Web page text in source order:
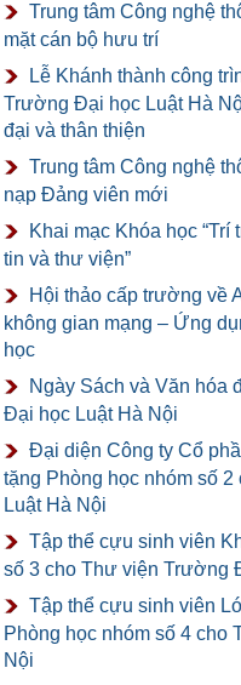
Trung tâm Công nghệ
mặt cán bộ hưu trí
Lễ Khánh thành công
Trường Đại học Luật Hà
đại và thân thiện
Trung tâm Công nghệ
nạp Đảng viên mới
Khai mạc Khóa học
tin và thư viện”
Hội thảo cấp trường về
không gian mạng – Ứng
học
Ngày Sách và Văn hóa
Đại học Luật Hà Nội
Đại diện Công ty Cổ
tặng Phòng học nhóm số
Luật Hà Nội
Tập thể cựu sinh viên
số 3 cho Thư viện Trường
Tập thể cựu sinh viên
Phòng học nhóm số 4
Nội